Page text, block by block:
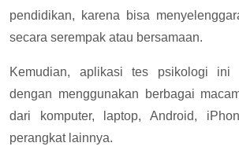
pendidikan, karena bisa
secara serempak atau bersamaan.
Kemudian, aplikasi tes psikologi ini
dengan menggunakan berbagai
dari komputer, laptop, Android,
perangkat lainnya.